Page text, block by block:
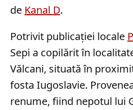
de Kanal D.
Potrivit publicației locale
Sepi a copilărit în
Vălcani, situată în
fosta Iugoslavie.
renume, fiind nepotul lui